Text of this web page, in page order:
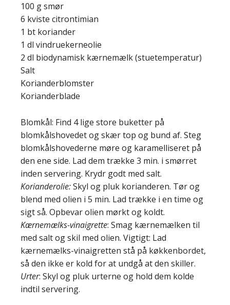
100 g smør
6 kviste citrontimian
1 bt koriander
1 dl vindruekerneolie
2 dl biodynamisk kærnemælk (stuetemperatur)
Salt
Korianderblomster
Korianderblade
Blomkål: Find 4 lige store buketter på
blomkålshovedet og skær top og bund af. Steg
blomkålshovederne møre og karamelliseret på
den ene side. Lad dem trække 3 min. i smørret
inden servering. Krydr godt med salt.
Korianderolie:Skyl og pluk korianderen. Tør og
blend med olien i 5 min. Lad trække i en time og
sigt så. Opbevar olien mørkt og koldt.
Kærnemælks-vinaigrette: Smag kærnemælken til
med salt og skil med olien. Vigtigt: Lad
kærnemælks-vinaigretten stå på køkkenbordet,
så den ikke er kold for at undgå at den skiller.
Urter: Skyl og pluk urterne og hold dem kolde
indtil servering.